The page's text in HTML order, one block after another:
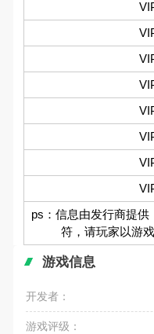
ps：信息由发行商提
符，请玩家以游
游戏信息
开发者：
游戏评级：